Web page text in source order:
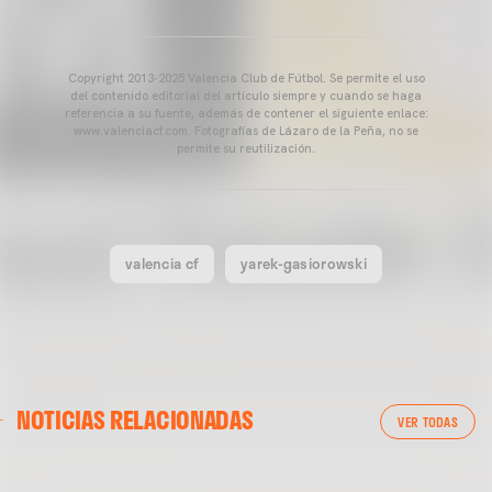
Copyright 2013-2025 Valencia Club de Fútbol. Se permite el uso
del contenido editorial del artículo siempre y cuando se haga
referencia a su fuente, además de contener el siguiente enlace:
www.valenciacf.com. Fotografías de Lázaro de la Peña, no se
permite su reutilización.
valencia cf yarek-gasiorowski
NOTICIAS RELACIONADAS VER TODAS
ENTRENAMIENTO DEL VALENCIA CF 04/03/26